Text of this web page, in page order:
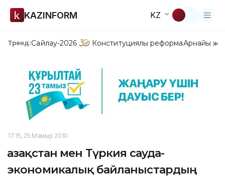
KAZINFORM KZ
Тренд:Сайлау-2026 Конституциялық реформаАрнайы
17:15, 25 Мамыр 2010
Қазақстан мен Түркия сауда-
экономикалық байланыстардың